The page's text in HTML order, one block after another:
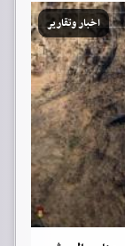
اخبار وتقارير